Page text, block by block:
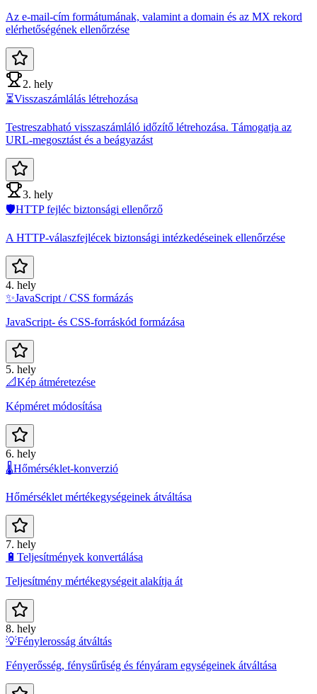
Az e-mail-cím formátumának, valamint a domain és az MX rekord
elérhetőségének ellenőrzése
2. hely
⏳Visszaszámlálás létrehozása
Testreszabható visszaszámláló időzítő létrehozása. Támogatja az
URL-megosztást és a beágyazást
3. hely
🛡️HTTP fejléc biztonsági ellenőrző
A HTTP-válaszfejlécek biztonsági intézkedéseinek ellenőrzése
4. hely
✨JavaScript / CSS formázás
JavaScript- és CSS-forráskód formázása
5. hely
📐Kép átméretezése
Képméret módosítása
6. hely
🌡️Hőmérséklet-konverzió
Hőmérséklet mértékegységeinek átváltása
7. hely
🔋 Teljesítmények konvertálása
Teljesítmény mértékegységeit alakítja át
8. hely
💡Fénylerosság átváltás
Fényerősség, fénysűrűség és fényáram egységeinek átváltása